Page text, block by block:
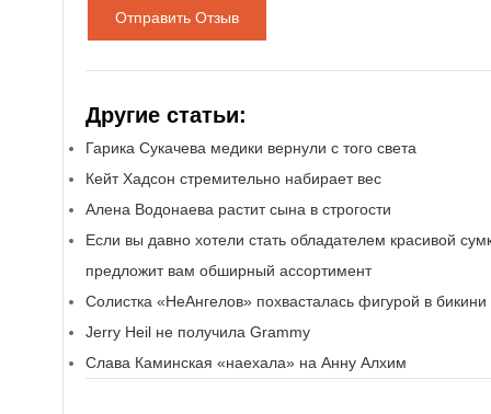
Отправить Отзыв
Другие статьи:
Гарика Сукачева медики вернули с того света
Кейт Хадсон стремительно набирает вес
Алена Водонаева растит сына в строгости
Если вы давно хотели стать обладателем красивой
предложит вам обширный ассортимент
Солистка «НеАнгелов» похвасталась фигурой в бикини
Jerry Heil не получила Grammy
Слава Каминская «наехала» на Анну Алхим